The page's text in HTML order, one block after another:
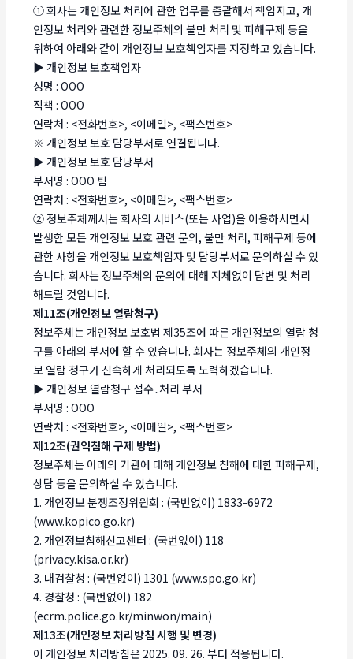
① 회사는 개인정보 처리에 관한 업무를 총괄해서 책임지고, 개
인정보 처리와 관련한 정보주체의 불만 처리 및 피해구제 등을
위하여 아래와 같이 개인정보 보호책임자를 지정하고 있습니다.
▶ 개인정보 보호책임자
성명 : OOO
직책 : OOO
연락처 : <전화번호>, <이메일>, <팩스번호>
※ 개인정보 보호 담당부서로 연결됩니다.
▶ 개인정보 보호 담당부서
부서명 : OOO 팀
연락처 : <전화번호>, <이메일>, <팩스번호>
② 정보주체께서는 회사의 서비스(또는 사업)을 이용하시면서
발생한 모든 개인정보 보호 관련 문의, 불만 처리, 피해구제 등에
관한 사항을 개인정보 보호책임자 및 담당부서로 문의하실 수 있
습니다. 회사는 정보주체의 문의에 대해 지체없이 답변 및 처리
해드릴 것입니다.
제11조(개인정보 열람청구)
정보주체는 개인정보 보호법 제35조에 따른 개인정보의 열람 청
구를 아래의 부서에 할 수 있습니다. 회사는 정보주체의 개인정
보 열람 청구가 신속하게 처리되도록 노력하겠습니다.
▶ 개인정보 열람청구 접수․처리 부서
부서명 : OOO
연락처 : <전화번호>, <이메일>, <팩스번호>
제12조(권익침해 구제 방법)
정보주체는 아래의 기관에 대해 개인정보 침해에 대한 피해구제,
상담 등을 문의하실 수 있습니다.
1. 개인정보 분쟁조정위원회 : (국번없이) 1833-6972
(www.kopico.go.kr)
2. 개인정보침해신고센터 : (국번없이) 118
(privacy.kisa.or.kr)
3. 대검찰청 : (국번없이) 1301 (www.spo.go.kr)
4. 경찰청 : (국번없이) 182
(ecrm.police.go.kr/minwon/main)
제13조(개인정보 처리방침 시행 및 변경)
이 개인정보 처리방침은 2025. 09. 26. 부터 적용됩니다.